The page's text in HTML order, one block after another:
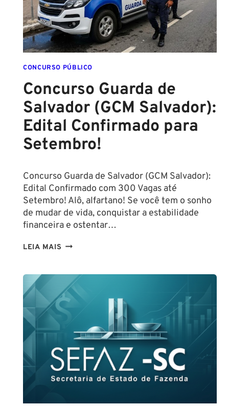
DIREITO
CONCURSO PÚBLICO
Concurso Guarda de
Salvador (GCM Salvador):
Edital Confirmado para
Setembro!
Concurso Guarda de Salvador (GCM Salvador):
Edital Confirmado com 300 Vagas até
Setembro! Alô, alfartano! Se você tem o sonho
de mudar de vida, conquistar a estabilidade
financeira e ostentar…
LEIA MAIS CONCURSO
SALVADOR
(GCM
SALVADOR):
CONFIRMADO
PARA
SETEMBRO!